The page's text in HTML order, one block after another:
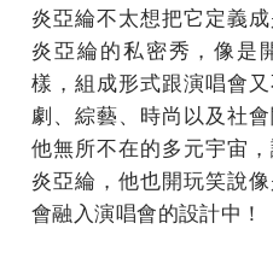
炎亞綸不太想把它定義
炎亞綸的私密秀，像是
樣，組成形式跟演唱會
劇、綜藝、時尚以及社
他無所不在的多元宇宙
炎亞綸，他也開玩笑說
會融入演唱會的設計中！